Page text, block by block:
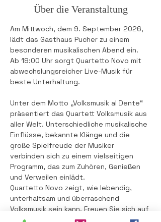
Über die Veranstaltung
Am Mittwoch, dem 9. September 2026,
lädt das Gasthaus Pucher zu einem
besonderen musikalischen Abend ein.
Ab 19:00 Uhr sorgt Quartetto Novo mit
abwechslungsreicher Live-Musik für
beste Unterhaltung.
Unter dem Motto „Volksmusik al Dente“
präsentiert das Quartett Volksmusik aus
aller Welt. Unterschiedliche musikalische
Einflüsse, bekannte Klänge und die
große Spielfreude der Musiker
verbinden sich zu einem vielseitigen
Programm, das zum Zuhören, Genießen
und Verweilen einlädt.
Quartetto Novo zeigt, wie lebendig,
unterhaltsam und überraschend
Volksmusik sein kann. Freuen Sie sich auf
einen stimmungsvollen Abend, gute